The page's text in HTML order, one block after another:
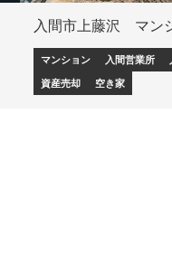
入間市上藤沢 マン
マンション 入間営業所
資産売却
空き家